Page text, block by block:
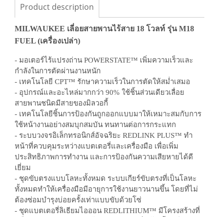
Product description
MILWAUKEE เลี่อยสายพานไร้สาย 18 โวลท์ รุ่น M18
FUEL (เครื่องเปล่า)
- มอเตอร์ไร้แปรงถ่าน POWERSTATE™ เพิ่มความเร็วและ
กำลังในการตัดผ่านงานหนัก
- เทคโนโลยี CPT™ รักษาความเร็วในการตัดให้สม่ำเสมอ
- อุปกรณ์และอะไหล่มากกว่า 90% ใช้ชิ้นส่วนเดียวเลื่อย
สายพานชนิดมีสายของมิลวอกี้
- เทคโนโลยีชิ้นการป้องกันถูกออกแบบมาให้เหมาะสมกับการ
ใช้หน้างานอย่างสมบุกสมบัน ทนทานต่อการกระแทก
- ระบบวงจรอิเล็กทรอนิกส์อัจฉริยะ REDLINK PLUS™ ทำ
หน้าที่ควบคุมระหว่างแบตเตอรี่และเครื่องมือ เพื่อเพิ่ม
ประสิทธิภาพการทำงาน และการป้องกันความเสียหายได้ดี
เยี่ยม
- ชุดขับตรงแบบโลหะทั้งหมด ระบบเกียร์ขับตรงที่เป็นโลหะ
ทั้งหมดทำให้เครื่องมือมีอายุการใช้งานยาวนานขึ้น โดยที่ไม่
ต้องซ่อมบำรุงบ่อยครั้งเท่าแบบขับด้วยโซ่
- ชุดแบตเตอรี่ลิเธียมไอออน REDLITHIUM™ มีโครงสร้างที่